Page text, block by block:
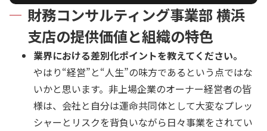
財務コンサルティング事業部 横浜
支店の提供価値と組織の特色
業界における差別化ポイントを教えてください。
やはり“経営”と“人生”の味方であるという点ではな
いかと思います。非上場企業のオーナー経営者の皆
様は、会社と自分は運命共同体として大変なプレッ
シャーとリスクを背負いながら日々事業をされてい